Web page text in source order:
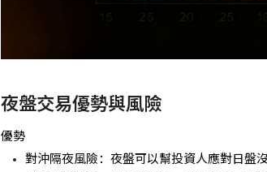
夜盤交易優勢與風險
優勢
對沖隔夜風險：夜盤可以幫投資人應對日盤